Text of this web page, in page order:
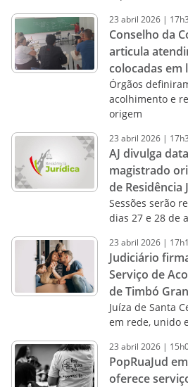
23 abril 2026 |
Conselho da
articula
colocadas em
Órgãos
acolhimento e
origem
23 abril 2026 |
AJ divulga
magistrado
de Residência
Sessões serão
dias 27 e 28 de
23 abril 2026 |
Judiciário
Serviço de
de Timbó
Juíza de Santa
em rede, unido
23 abril 2026 |
PopRuaJud
oferece